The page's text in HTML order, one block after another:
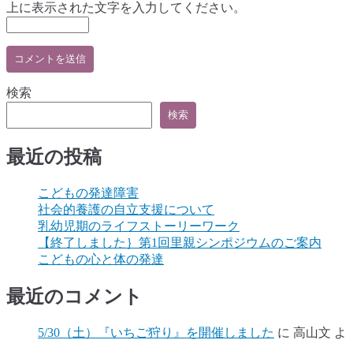
上に表示された文字を入力してください。
検索
検索
最近の投稿
こどもの発達障害
社会的養護の自立支援について
乳幼児期のライフストーリーワーク
【終了しました｝第1回里親シンポジウムのご案内
こどもの心と体の発達
最近のコメント
5/30（土）『いちご狩り』を開催しました に 高山文 よ